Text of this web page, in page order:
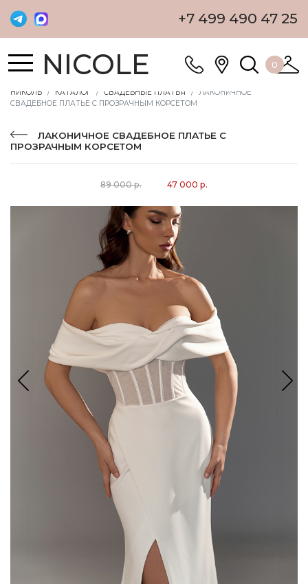
+7 499 490 47 25
NICOLE 0
НИКОЛЬ КАТАЛОГ СВАДЕБНЫЕ ПЛАТЬЯ
ЛАКОНИЧНОЕ
СВАДЕБНОЕ ПЛАТЬЕ С ПРОЗРАЧНЫМ КОРСЕТОМ
ЛАКОНИЧНОЕ СВАДЕБНОЕ ПЛАТЬЕ С
ПРОЗРАЧНЫМ КОРСЕТОМ
89 000 р. 47 000 р.